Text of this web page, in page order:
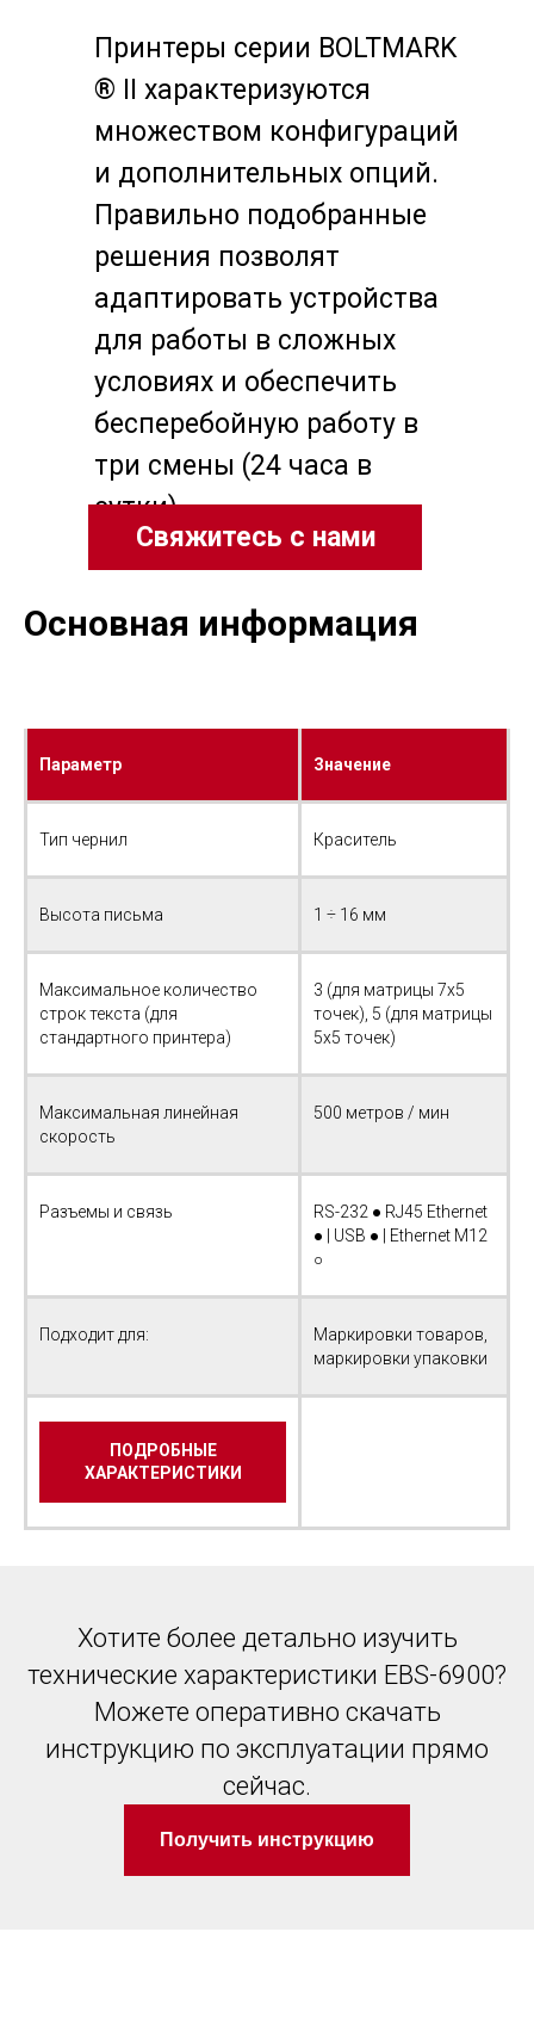
Принтеры серии BOLTMARK
® II характеризуются
множеством конфигураций
и дополнительных опций.
Правильно подобранные
решения позволят
адаптировать устройства
для работы в сложных
условиях и обеспечить
бесперебойную работу в
три смены (24 часа в
сутки).
Свяжитесь с нами
Основная информация
Параметр Значение
Тип чернил Краситель
Высота письма 1 ÷ 16 мм
Максимальное количество
строк текста (для
стандартного принтера)
3 (для матрицы 7x5
точек), 5 (для матрицы
5x5 точек)
Максимальная линейная
скорость
500 метров / мин
Разъемы и связь
RS-232 ● RJ45 Ethernet
● | USB ● | Ethernet M12
○
Подходит для:
Маркировки товаров,
маркировки упаковки
ПОДРОБНЫЕ
ХАРАКТЕРИСТИКИ
Хотите более детально изучить
технические характеристики EBS-6900?
Можете оперативно скачать
инструкцию по эксплуатации прямо
сейчас.
Получить инструкцию